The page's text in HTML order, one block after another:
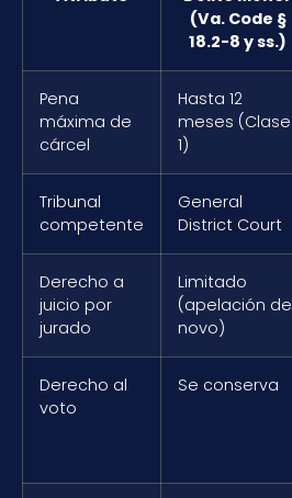
(Va. Code §
18.2-8 y ss.)
Pena
máxima de
cárcel
Hasta 12
meses (Clase
1)
Tribunal
competente
General
District Court
Derecho a
juicio por
jurado
Limitado
(apelación de
novo)
Derecho al
voto
Se conserva